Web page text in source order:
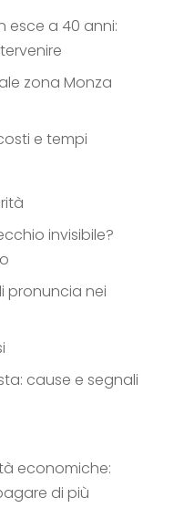
esce a 40 anni:
zona Monza
e tempi
invisibile?
pronuncia nei
cause e segnali
economiche:
di più